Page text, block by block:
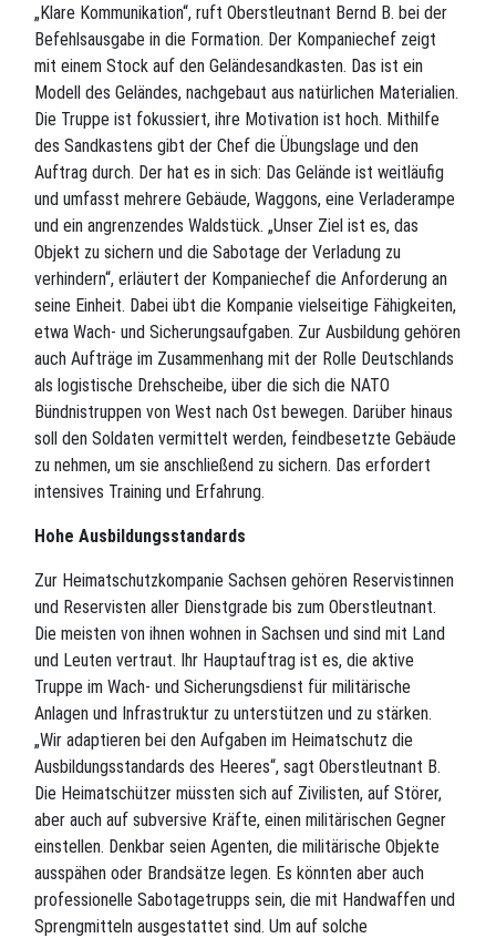
„Klare Kommunikation“, ruft Oberstleutnant Bernd B. bei der
Befehlsausgabe in die Formation. Der Kompaniechef zeigt
mit einem Stock auf den Geländesandkasten. Das ist ein
Modell des Geländes, nachgebaut aus natürlichen Materialien.
Die Truppe ist fokussiert, ihre Motivation ist hoch. Mithilfe
des Sandkastens gibt der Chef die Übungslage und den
Auftrag durch. Der hat es in sich: Das Gelände ist weitläufig
und umfasst mehrere Gebäude, Waggons, eine Verladerampe
und ein angrenzendes Waldstück. „Unser Ziel ist es, das
Objekt zu sichern und die Sabotage der Verladung zu
verhindern“, erläutert der Kompaniechef die Anforderung an
seine Einheit. Dabei übt die Kompanie vielseitige Fähigkeiten,
etwa Wach- und Sicherungsaufgaben. Zur Ausbildung gehören
auch Aufträge im Zusammenhang mit der Rolle Deutschlands
als logistische Drehscheibe, über die sich die NATO
Bündnistruppen von West nach Ost bewegen. Darüber hinaus
soll den Soldaten vermittelt werden, feindbesetzte Gebäude
zu nehmen, um sie anschließend zu sichern. Das erfordert
intensives Training und Erfahrung.
Hohe Ausbildungsstandards
Zur Heimatschutzkompanie Sachsen gehören Reservistinnen
und Reservisten aller Dienstgrade bis zum Oberstleutnant.
Die meisten von ihnen wohnen in Sachsen und sind mit Land
und Leuten vertraut. Ihr Hauptauftrag ist es, die aktive
Truppe im Wach- und Sicherungsdienst für militärische
Anlagen und Infrastruktur zu unterstützen und zu stärken.
„Wir adaptieren bei den Aufgaben im Heimatschutz die
Ausbildungsstandards des Heeres“, sagt Oberstleutnant B.
Die Heimatschützer müssten sich auf Zivilisten, auf Störer,
aber auch auf subversive Kräfte, einen militärischen Gegner
einstellen. Denkbar seien Agenten, die militärische Objekte
ausspähen oder Brandsätze legen. Es könnten aber auch
professionelle Sabotagetrupps sein, die mit Handwaffen und
Sprengmitteln ausgestattet sind. Um auf solche